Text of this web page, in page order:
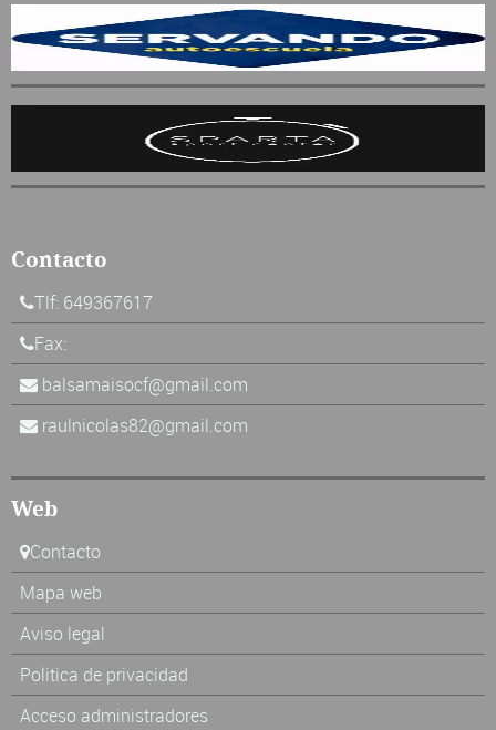
Contacto
Tlf: 649367617
Fax:
balsamaisocf@gmail.com
raulnicolas82@gmail.com
Web
Contacto
Mapa web
Aviso legal
Politica de privacidad
Acceso administradores